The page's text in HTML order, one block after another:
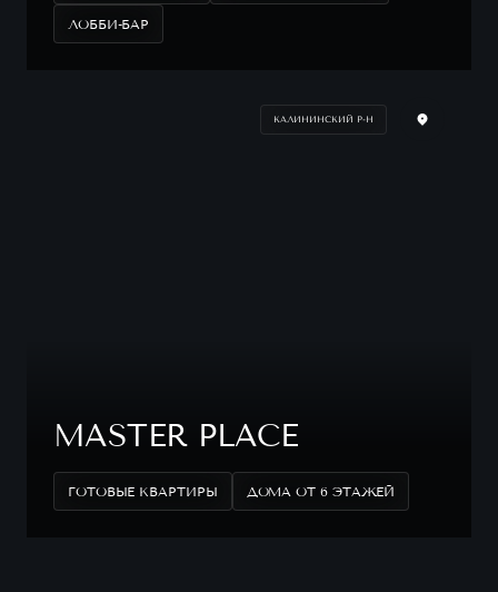
ЛОББИ-БАР
КАЛИНИНСКИЙ Р-Н
MASTER PLACE
ГОТОВЫЕ КВАРТИРЫ ДОМА ОТ 6 ЭТАЖЕЙ